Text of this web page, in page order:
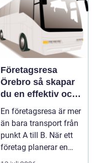
Företagsresa
Örebro så skapar
du en effektiv och
minnesvärd resa
En företagsresa är mer
än bara transport från
punkt A till B. När ett
företag planerar en
resa för m...